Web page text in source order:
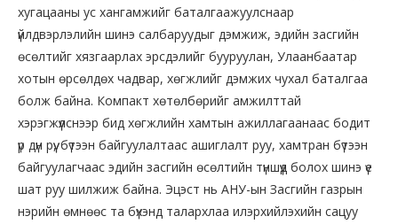
хугацааны ус хангамжийг баталгаажуулснаар
үйлдвэрлэлийн шинэ салбаруудыг дэмжиж, эдийн засгийн
өсөлтийг хязгаарлах эрсдэлийг бууруулан, Улаанбаатар
хотын өрсөлдөх чадвар, хөгжлийг дэмжих чухал баталгаа
болж байна. Компакт хөтөлбөрийг амжилттай
хэрэгжүүлснээр бид хөгжлийн хамтын ажиллагаанаас бодит
үр дүн рүү, бүтээн байгуулалтаас ашиглалт руу, хамтран бүтээн
байгуулагчаас эдийн засгийн өсөлтийн түншүүд болох шинэ үе
шат руу шилжиж байна. Эцэст нь АНУ-ын Засгийн газрын
нэрийн өмнөөс та бүхэнд талархлаа илэрхийлэхийн сацуу